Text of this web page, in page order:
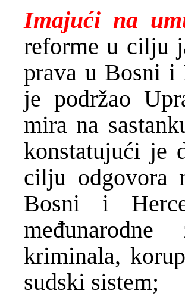
Imajući na
reforme u cilju
prava u Bosni i
je podržao
mira na
konstatujući je
cilju odgovora
Bosni i
kriminala,
sudski sistem;